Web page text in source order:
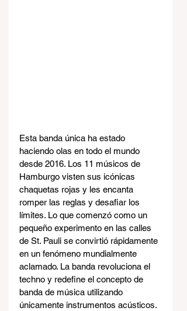
Esta banda única ha estado
haciendo olas en todo el mundo
desde 2016. Los 11 músicos de
Hamburgo visten sus icónicas
chaquetas rojas y les encanta
romper las reglas y desafiar los
límites. Lo que comenzó como un
pequeño experimento en las calles
de St. Pauli se convirtió rápidamente
en un fenómeno mundialmente
aclamado. La banda revoluciona el
techno y redefine el concepto de
banda de música utilizando
únicamente instrumentos acústicos.